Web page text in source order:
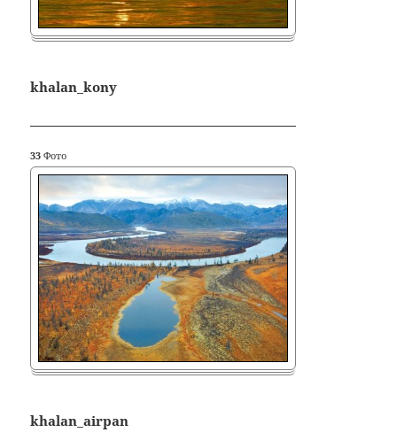
khalan_kony
33 Фото
khalan_airpan